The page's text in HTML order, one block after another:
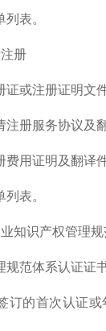
表。
册
或注册证明文
册服务协议及
用证明及翻译件
表。
业知识产权管理
范体系认证证
的首次认证或